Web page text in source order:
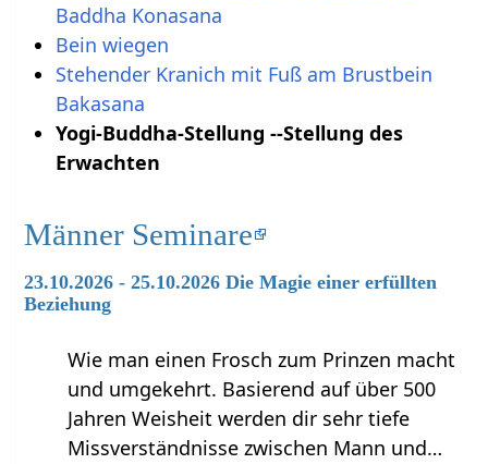
Baddha Konasana
Bein wiegen
Stehender Kranich mit Fuß am Brustbein
Bakasana
Yogi-Buddha-Stellung --Stellung des
Erwachten
Männer Seminare
23.10.2026 - 25.10.2026 Die Magie einer erfüllten
Beziehung
Wie man einen Frosch zum Prinzen macht
und umgekehrt. Basierend auf über 500
Jahren Weisheit werden dir sehr tiefe
Missverständnisse zwischen Mann und…